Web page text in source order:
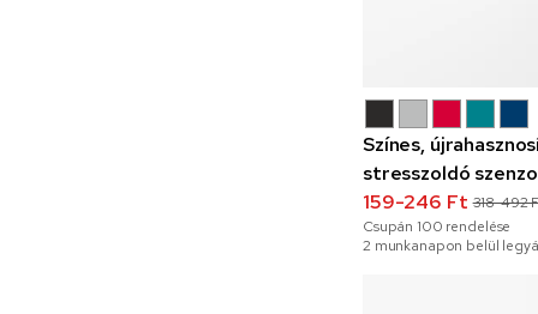
Színes,
stresszoldó
159-246 Ft 318-492
Csupán 100 rendelése
2 munkanapon belül